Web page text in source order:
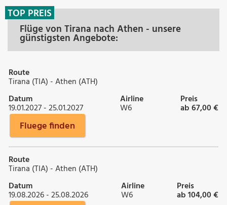
Flüge von Tirana nach Athen - unsere
günstigsten Angebote:
TOP PREIS
Route
Tirana (TIA) - Athen (ATH)
Datum
19.01.2027 - 25.01.2027
Airline
W6
Preis
ab 67,00 €
Fluege finden
Route
Tirana (TIA) - Athen (ATH)
Datum
19.08.2026 - 25.08.2026
Airline
W6
Preis
ab 104,00 €